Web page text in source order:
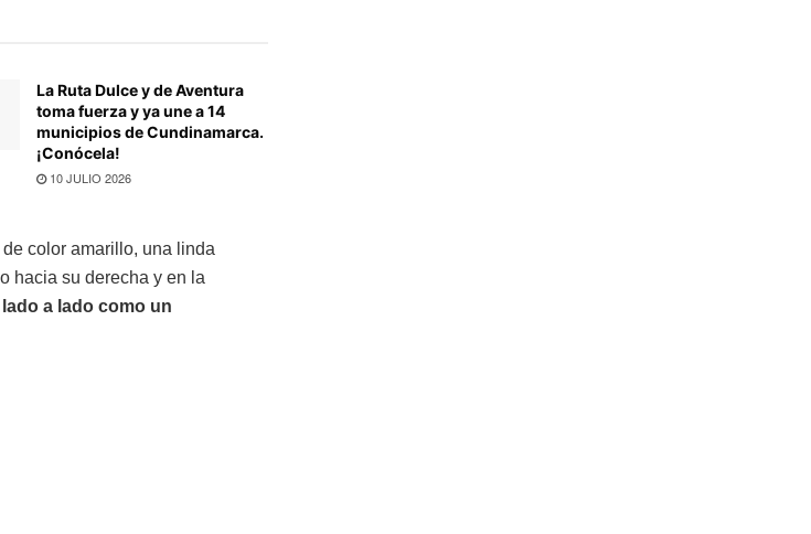
La Ruta Dulce y de Aventura
toma fuerza y ya une a 14
municipios de Cundinamarca.
¡Conócela!
10 JULIO 2026
de color amarillo, una linda
hacia su derecha y en la
a lado como un